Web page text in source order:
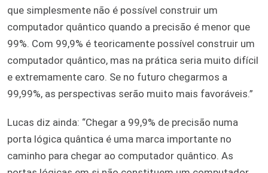
que simplesmente não é possível construir um
computador quântico quando a precisão é menor que
99%. Com 99,9% é teoricamente possível construir um
computador quântico, mas na prática seria muito difícil
e extremamente caro. Se no futuro chegarmos a
99,99%, as perspectivas serão muito mais favoráveis.”
Lucas diz ainda: “Chegar a 99,9% de precisão numa
porta lógica quântica é uma marca importante no
caminho para chegar ao computador quântico. As